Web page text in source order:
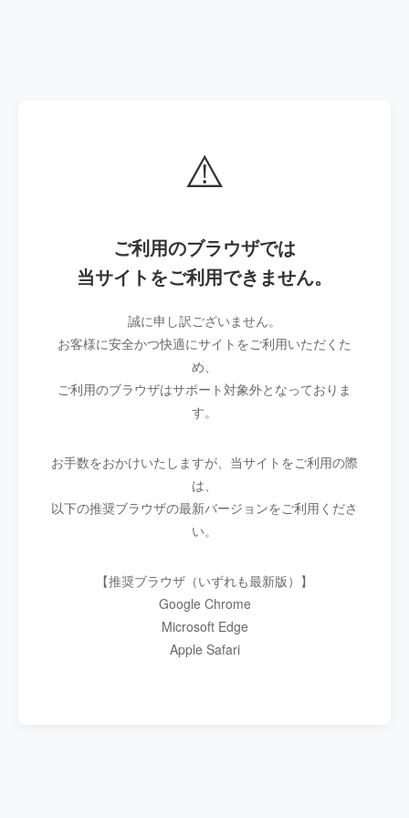
⚠️
ご利用のブラウザでは
当サイトをご利用できません。
誠に申し訳ございません。
お客様に安全かつ快適にサイトをご利用いただくた
め、
ご利用のブラウザはサポート対象外となっておりま
す。
お手数をおかけいたしますが、当サイトをご利用の際
は、
以下の推奨ブラウザの最新バージョンをご利用くださ
い。
【推奨ブラウザ（いずれも最新版）】
Google Chrome
Microsoft Edge
Apple Safari